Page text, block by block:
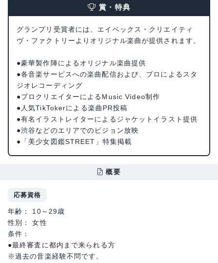
賞・特典
グランプリ受賞者には、エイベックス・クリエイティ
ヴ・ファクトリーよりオリジナル楽曲が提供されます。
●豪華製作陣によるオリジナル楽曲提供
●各音楽サービスへの楽曲配信および、プロによるスタ
ジオレコーディング
●プロクリエイターによるMusic Video制作
●人気TikTokerによる楽曲PR投稿
●有名イラストレイターによるジャケットイラスト提供
●渋谷などのエリアでのビジョン放映
●「美少女図鑑STREET」特集掲載
概要
応募資格
年齢： 10～29歳
性別： 女性
条件：
●最終審査に都内まで来られる方
※過去の音楽経験不問です。